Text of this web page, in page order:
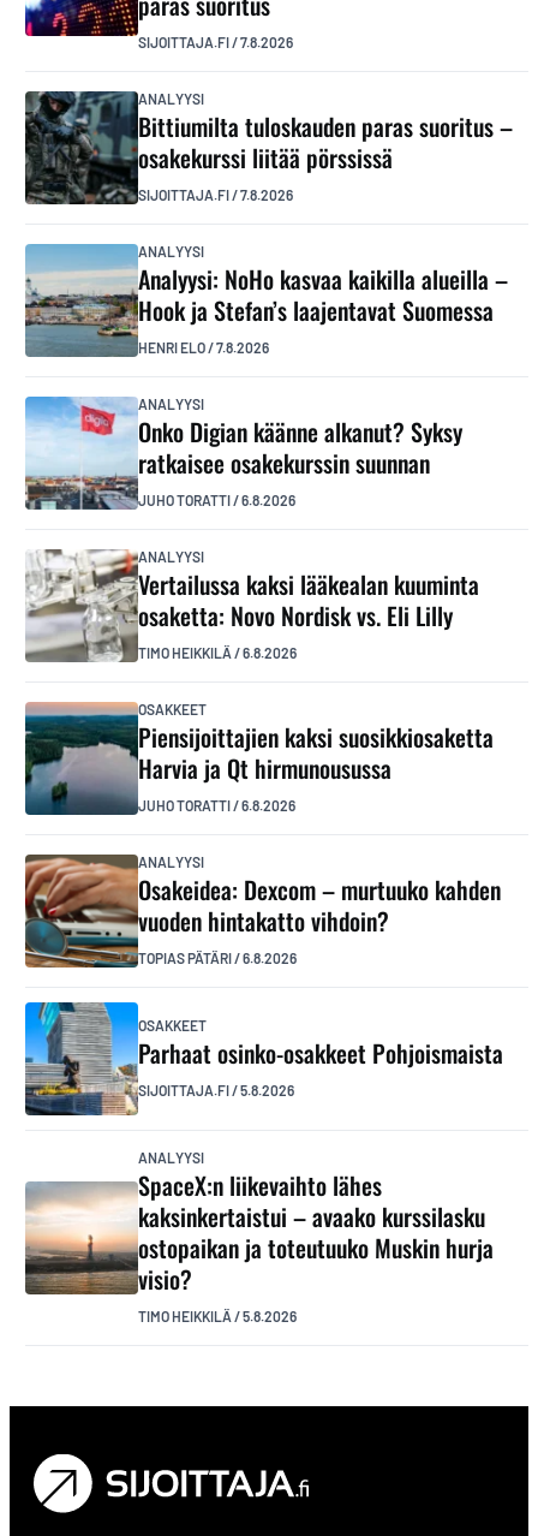
SIJOITTAJA.FI/7.8.2026
ANALYYSI
Bittiumilta tuloskauden paras suoritus –
osakekurssi liitää pörssissä
SIJOITTAJA.FI/7.8.2026
ANALYYSI
Analyysi: NoHo kasvaa kaikilla alueilla –
Hook ja Stefan’s laajentavat Suomessa
HENRI ELO/7.8.2026
ANALYYSI
Onko Digian käänne alkanut? Syksy
ratkaisee osakekurssin suunnan
JUHO TORATTI/6.8.2026
ANALYYSI
Vertailussa kaksi lääkealan kuuminta
osaketta: Novo Nordisk vs. Eli Lilly
TIMO HEIKKILÄ /6.8.2026
OSAKKEET
Piensijoittajien kaksi suosikkiosaketta
Harvia ja Qt hirmunousussa
JUHO TORATTI/6.8.2026
ANALYYSI
Osakeidea: Dexcom – murtuuko kahden
vuoden hintakatto vihdoin?
TOPIAS PÄTÄRI/6.8.2026
OSAKKEET
Parhaat osinko-osakkeet Pohjoismaista
SIJOITTAJA.FI/5.8.2026
ANALYYSI
SpaceX:n liikevaihto lähes
kaksinkertaistui – avaako kurssilasku
ostopaikan ja toteutuuko Muskin hurja
visio?
TIMO HEIKKILÄ /5.8.2026